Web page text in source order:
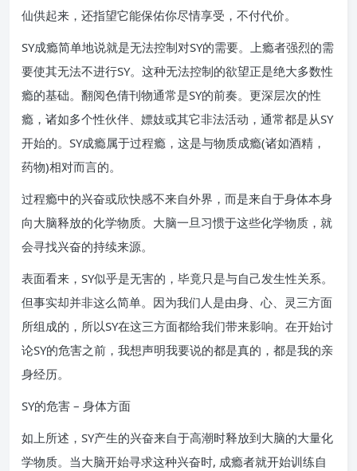
仙供起来，还指望它能保佑你尽情享受，不付代价。
SY成瘾简单地说就是无法控制对SY的需要。上瘾者强烈的需
要使其无法不进行SY。这种无法控制的欲望正是绝大多数性
瘾的基础。翻阅色倩刊物通常是SY的前奏。更深层次的性
瘾，诸如多个性伙伴、嫖妓或其它非法活动，通常都是从SY
开始的。SY成瘾属于过程瘾，这是与物质成瘾(诸如酒精，
药物)相对而言的。
过程瘾中的兴奋或欣快感不来自外界，而是来自于身体本身
向大脑释放的化学物质。大脑一旦习惯于这些化学物质，就
会寻找兴奋的持续来源。
表面看来，SY似乎是无害的，毕竟只是与自己发生性关系。
但事实却并非这么简单。因为我们人是由身、心、灵三方面
所组成的，所以SY在这三方面都给我们带来影响。在开始讨
论SY的危害之前，我想声明我要说的都是真的，都是我的亲
身经历。
SY的危害 – 身体方面
如上所述，SY产生的兴奋来自于高潮时释放到大脑的大量化
学物质。当大脑开始寻求这种兴奋时, 成瘾者就开始训练自